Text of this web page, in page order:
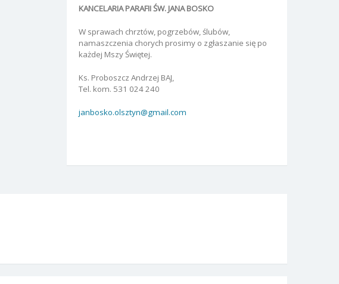
KANCELARIA PARAFII ŚW. JANA BOSKO
W sprawach chrztów, pogrzebów, ślubów,
namaszczenia chorych prosimy o zgłaszanie się po
każdej Mszy Świętej.
Ks. Proboszcz Andrzej BAJ,
Tel. kom. 531 024 240
janbosko.olsztyn@gmail.com